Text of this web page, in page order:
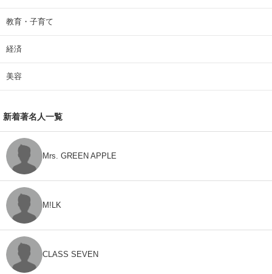
教育・子育て
経済
美容
新着著名人一覧
Mrs. GREEN APPLE
M!LK
CLASS SEVEN